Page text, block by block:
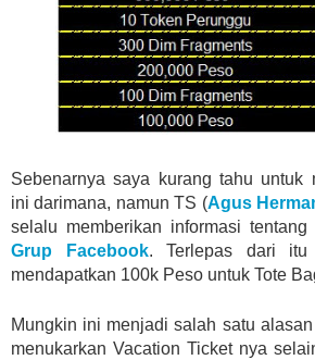
Sebenarnya saya kurang tahu untuk
ini darimana, namun TS (Agus
selalu memberikan informasi
Grup Facebook. Terlepas dari itu
mendapatkan 100k Peso untuk Tote
Mungkin ini menjadi salah satu
menukarkan Vacation Ticket nya